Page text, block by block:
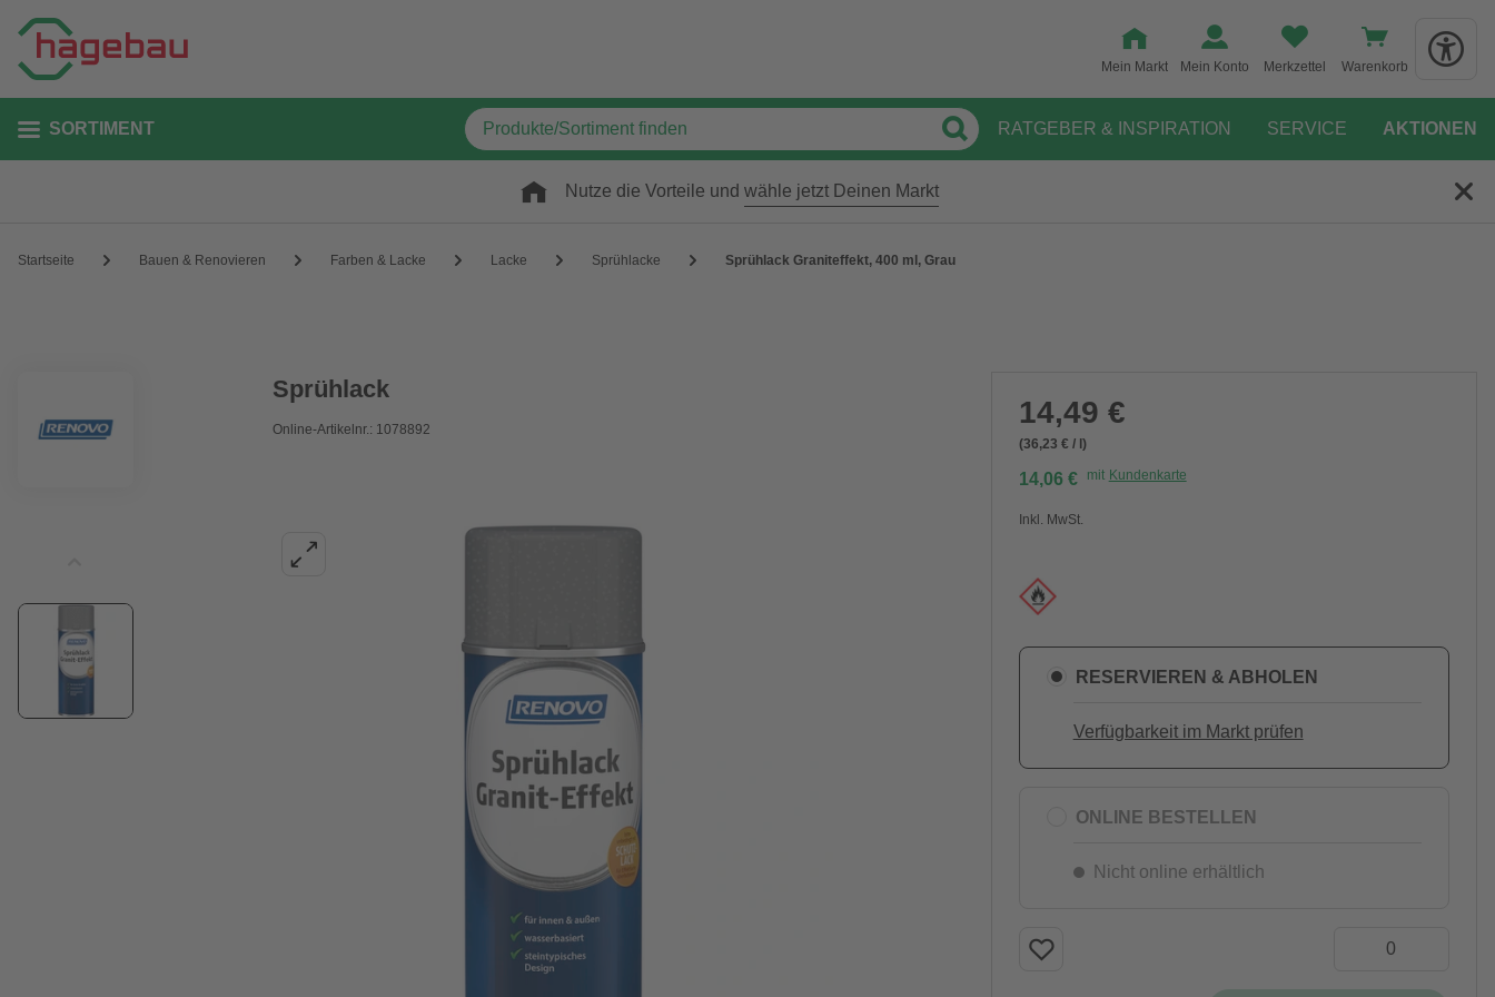
Mein Markt Mein Konto Merkzettel Warenkorb
SORTIMENT RATGEBER & INSPIRATION SERVICE AKTIONEN
Nutze die Vorteile und wähle jetzt Deinen Markt
Startseite Bauen & Renovieren Farben & Lacke Lacke Sprühlacke Sprühlack Graniteffekt, 400 ml, Grau
Sprühlack
Online-Artikelnr.: 1078892 14,49 €
(36,23 € / l)
14,06 € mit Kundenkarte
Inkl. MwSt.
RESERVIEREN & ABHOLEN
Verfügbarkeit im Markt prüfen
ONLINE BESTELLEN
Nicht online erhältlich